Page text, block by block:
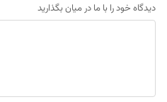
دیدگاه خود را با ما در میان بگذارید